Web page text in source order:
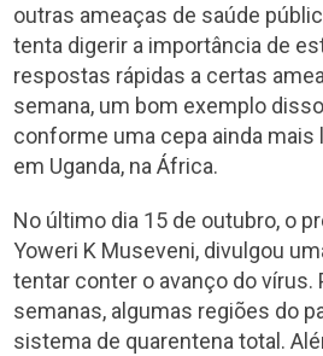
outras ameaças de saúde
tenta digerir a importância de
respostas rápidas a certas
semana, um bom exemplo
conforme uma cepa ainda mais
em Uganda, na África.
No último dia 15 de outubro, o
Yoweri K Museveni, divulgou
tentar conter o avanço do vírus.
semanas, algumas regiões do
sistema de quarentena total.